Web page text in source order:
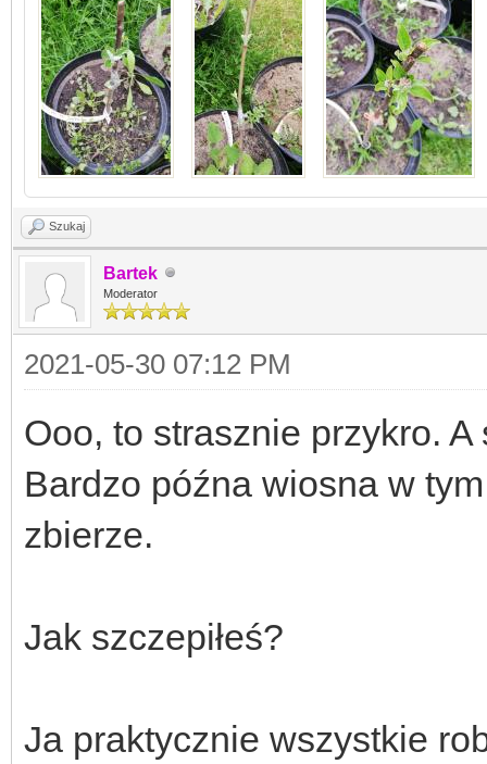
Szukaj
Bartek
Moderator
2021-05-30 07:12 PM
Ooo, to strasznie przykro.
Bardzo późna wiosna w
zbierze.
Jak szczepiłeś?
Ja praktycznie wszystkie